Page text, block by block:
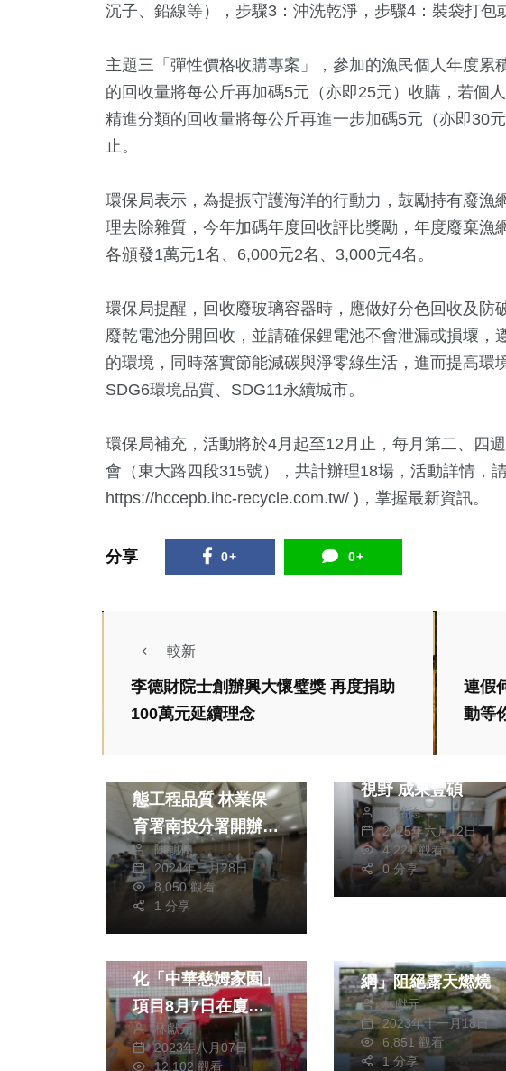
沉子、鉛線等），步驟3：沖洗乾淨，步驟4：裝袋打包
主題三「彈性價格收購專案」，參加的漁民個人年度累
的回收量將每公斤再加碼5元（亦即25元）收購，若個
精進分類的回收量將每公斤再進一步加碼5元（亦即30
止。
環保局表示，為提振守護海洋的行動力，鼓勵持有廢漁
理去除雜質，今年加碼年度回收評比獎勵，年度廢棄漁
各頒發1萬元1名、6,000元2名、3,000元4名。
環保局提醒，回收廢玻璃容器時，應做好分色回收及防
廢乾電池分開回收，並請確保鋰電池不會泄漏或損壞，
的環境，同時落實節能減碳與淨零綠生活，進而提高環
SDG6環境品質、SDG11永續城市。
環保局補充，活動將於4月起至12月止，每月第二、四
會（東大路四段315號），共計辦理18場，活動詳情，
https://hccepb.ihc-recycle.com.tw/ )，掌握最新資訊。
分享 0+ 0+
較新
李德財院士創辦興大懷璧獎 再度捐助
100萬元延續理念
連假
動等
態工程品質 林業保
育署南投分署開辦三
級品管研習班！
陳朝枝
2024年三月28日
8,050 觀看
1 分享
新竹市培英國中學子
視野 成果豐碩
鄭銘德
2025年六月12日
4,221 觀看
0 分享
生活 兩岸
化「中華慈姆家園」
項目8月7日在廈門
聖心曾子書院揭幕成
立
林獻元
2023年八月07日
12,102 觀看
生活 健康及醫療
網」阻絕露天燃燒
林獻元
2023年十一月18日
6,851 觀看
1 分享